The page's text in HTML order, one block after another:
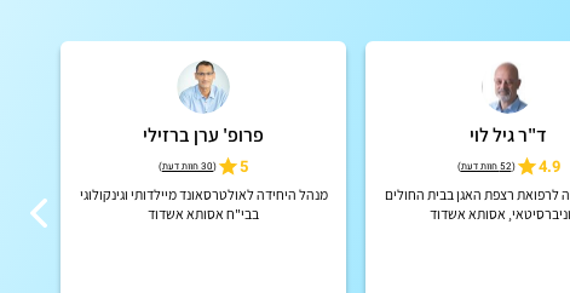
ד"ר גיל לוי
4.9
(52 חוות דעת )
לרפואת רצפת האגן בבית החולים
אסותא אשדוד
פרופ' ערן ברזילי
5
(30 חוות דעת )
מנהל היחידה לאולטרסאונד מיילדותי וגינקולוגי
בבי"ח אסותא אשדוד